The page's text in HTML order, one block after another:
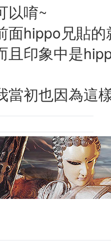
以唷~
面hippo兄貼的
且印象中是
當初也因為這